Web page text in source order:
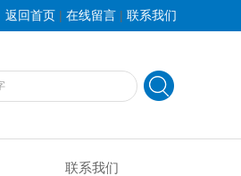
返回首页 | 在线留言 | 联系我们
联系我们